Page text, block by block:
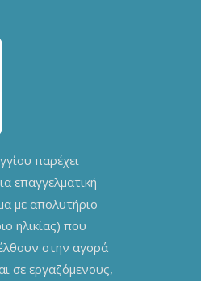
παρέχει
επαγγελματική
με απολυτήριο
ηλικίας) που
στην αγορά
σε εργαζόμενους,